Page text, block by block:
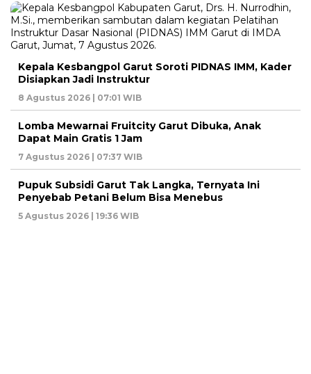
Kepala Kesbangpol Garut Soroti PIDNAS IMM, Kader
Disiapkan Jadi Instruktur
8 Agustus 2026 | 07:01 WIB
Lomba Mewarnai Fruitcity Garut Dibuka, Anak
Dapat Main Gratis 1 Jam
7 Agustus 2026 | 07:37 WIB
Pupuk Subsidi Garut Tak Langka, Ternyata Ini
Penyebab Petani Belum Bisa Menebus
5 Agustus 2026 | 19:36 WIB